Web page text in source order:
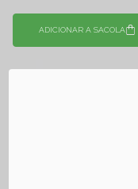
ADICIONAR A SACOLA